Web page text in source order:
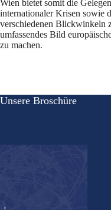
Wien bietet somit die
internationaler Krisen sowie
verschiedenen Blickwinkeln
umfassendes Bild
zu machen.
Unsere Broschüre